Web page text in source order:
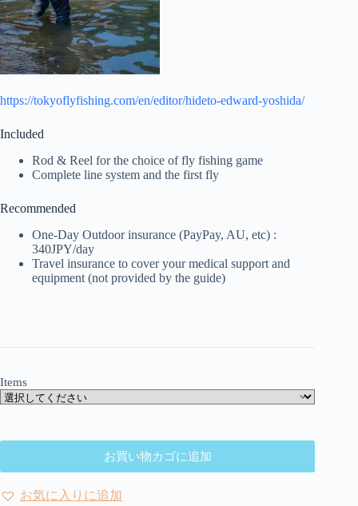
https://tokyoflyfishing.com/en/editor/hideto-edward-yoshida/
Included
Rod & Reel for the choice of fly fishing game
Complete line system and the first fly
Recommended
One-Day Outdoor insurance (PayPay, AU, etc) :
340JPY/day
Travel insurance to cover your medical support and
equipment (not provided by the guide)
Items
お買い物カゴに追加
お気に入りに追加